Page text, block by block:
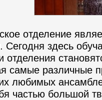
отделение
здесь
отделения
самые различные
любимых
частью большой